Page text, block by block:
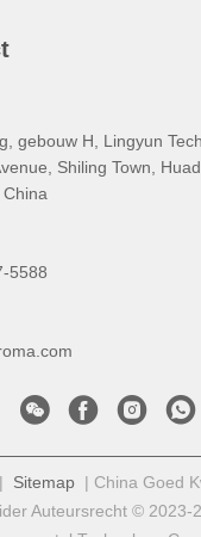
gebouw H, Lingyun
Shiling Town,
5588
| Sitemap| China Goed
Auteursrecht © 2023-